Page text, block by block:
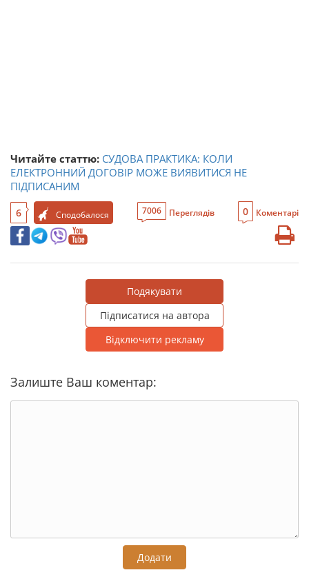
Читайте статтю: СУДОВА ПРАКТИКА: КОЛИ
ЕЛЕКТРОННИЙ ДОГОВІР МОЖЕ ВИЯВИТИСЯ НЕ
ПІДПИСАНИМ
6 Сподобалося 7006 Переглядів 0 Коментарі
Подякувати
Підписатися на автора
Відключити рекламу
Залиште Ваш коментар:
Додати